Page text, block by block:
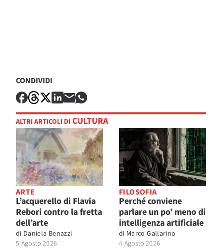
CONDIVIDI
ALTRI ARTICOLI DI CULTURA
ARTE
L’acquerello di Flavia
Rebori contro la fretta
dell’arte
di Daniela Benazzi
5 Agosto 2026
FILOSOFIA
Perché conviene
parlare un po’ meno di
intelligenza artificiale
di Marco Gallarino
4 Agosto 2026